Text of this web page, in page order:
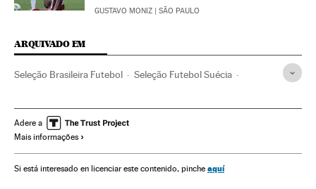
GUSTAVO MONIZ | SÃO PAULO
ARQUIVADO EM
Seleção Brasileira Futebol Seleção Futebol Suécia
Olimpíadas Rio 2016 Resultados desportivos
Jogos futebol
Competições América do Sul América Latina
Adere a
Mais informações
Si está interesado en licenciar este contenido, pinche aquí